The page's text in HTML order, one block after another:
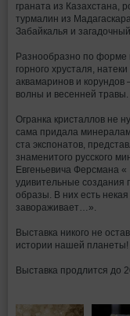
граната из Казахстана,
турмалин из
Забайкалья и
Разнообразно по форме
горного хрусталя,
аквамаринов и корундов
волны и весенней травы.
Огранка кристаллов не
сама придала
ста экспонатов,
знаменитого русского
Евгеньевича Ферсмана
удивительные создания
образы. В них есть
завораживает…».
Выставка никого не
истории нашей планеты!
Выставка продлится до